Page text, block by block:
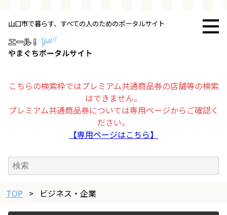
山口市で暮らす、すべての人のためのポータルサイト
こちらの検索枠ではプレミアム共通商品券の店舗等の検索
はできません。
プレミアム共通商品券については専用ページからご確認く
ださい。
【専用ページはこちら】
トップページ
その他
求人情報
TOP > ビジネス・企業